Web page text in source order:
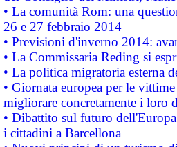
• La comunità Rom: una
26 e 27 febbraio 2014
• Previsioni d'inverno 2014:
• La Commissaria Reding si
• La politica migratoria esterna
• Giornata europea per le
migliorare concretamente i loro
• Dibattito sul futuro
i cittadini a Barcellona